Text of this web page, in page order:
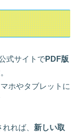
式サイトでPDF版
ホやタブレットに
れば、 新しい取